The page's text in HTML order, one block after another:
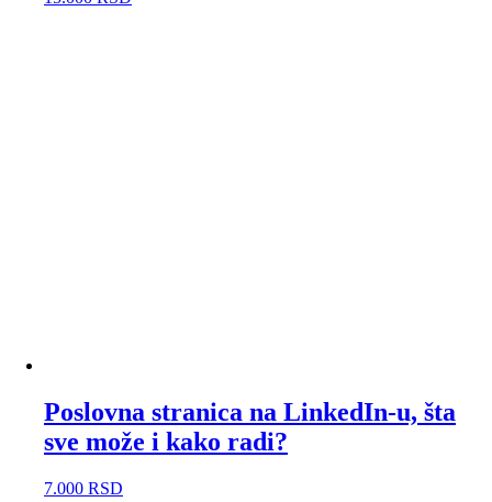
Poslovna stranica na LinkedIn-u, šta
sve može i kako radi?
7.000 RSD